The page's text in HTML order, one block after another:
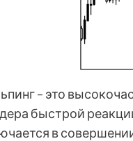
– это
быстрой
в